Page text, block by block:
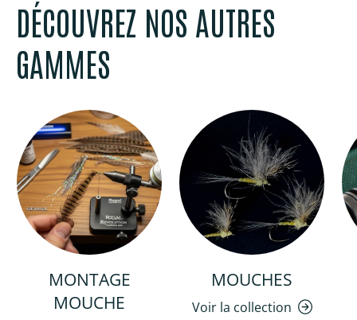
DÉCOUVREZ NOS AUTRES
GAMMES
MONTAGE
MOUCHE
MOUCHES
Voir la collection